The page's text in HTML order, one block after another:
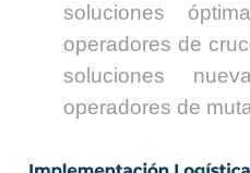
soluciones
operadores de
soluciones
operadores de